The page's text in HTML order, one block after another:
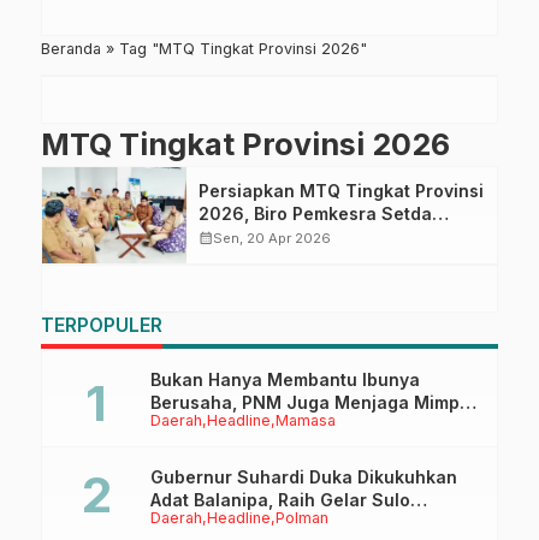
Beranda » Tag "MTQ Tingkat Provinsi 2026"
MTQ Tingkat Provinsi 2026
Persiapkan MTQ Tingkat Provinsi
2026, Biro Pemkesra Setda
Sulbar Matangkan Koordinasi
calendar_monthSen, 20 Apr 2026
TERPOPULER
Daerah Headline Mamasa
Bukan Hanya Membantu Ibunya
Berusaha, PNM Juga Menjaga Mimpi
Anaknya Untuk Menggapai Cita-Cita
Daerah Headline Polman
Gubernur Suhardi Duka Dikukuhkan
Adat Balanipa, Raih Gelar Sulo
Tappidena